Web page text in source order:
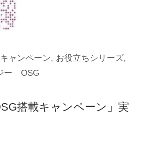
ャンペーン, お役立ちシリーズ,
ー OSG
搭載キャンペーン」実